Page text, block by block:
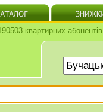
квартирних абонентів